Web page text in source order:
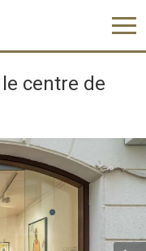
centre de